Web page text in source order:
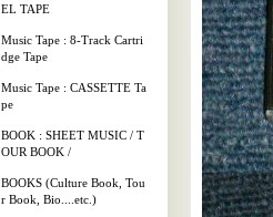
EL TAPE
Music Tape : 8-Track Cartri
dge Tape
Music Tape : CASSETTE Ta
pe
BOOK : SHEET MUSIC / T
OUR BOOK /
BOOKS (Culture Book, Tou
r Book, Bio....etc.)